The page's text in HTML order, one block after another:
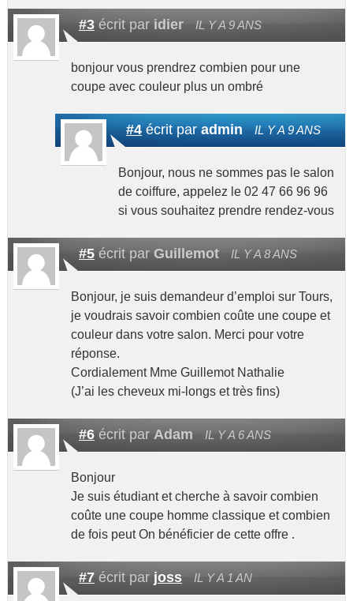
#3écrit par idier IL Y A 9 ANS
bonjour vous prendrez combien pour une
coupe avec couleur plus un ombré
#4écrit paradmin IL Y A 9 ANS
Bonjour, nous ne sommes pas le salon
de coiffure, appelez le 02 47 66 96 96
si vous souhaitez prendre rendez-vous
#5écrit par Guillemot IL Y A 8 ANS
Bonjour, je suis demandeur d’emploi sur Tours,
je voudrais savoir combien coûte une coupe et
couleur dans votre salon. Merci pour votre
réponse.
Cordialement Mme Guillemot Nathalie
(J’ai les cheveux mi-longs et très fins)
#6écrit par Adam IL Y A 6 ANS
Bonjour
Je suis étudiant et cherche à savoir combien
coûte une coupe homme classique et combien
de fois peut On bénéficier de cette offre .
#7écrit par joss IL Y A 1 AN